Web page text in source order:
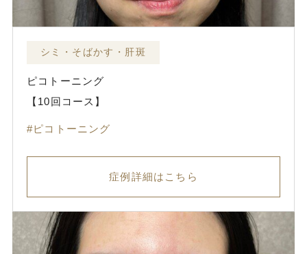
シミ・そばかす・肝斑
ピコトーニング
【10回コース】
ピコトーニング
症例詳細はこちら